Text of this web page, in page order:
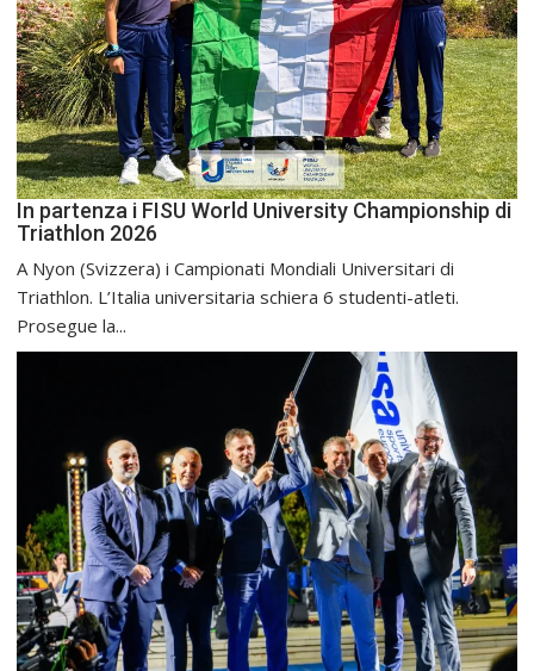
In partenza i FISU World University Championship di
Triathlon 2026
A Nyon (Svizzera) i Campionati Mondiali Universitari di
Triathlon. L’Italia universitaria schiera 6 studenti-atleti.
Prosegue la...